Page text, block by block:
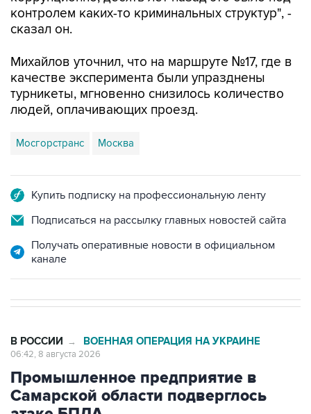
Михайлов уточнил, что на маршруте №17, где в
турникеты, мгновенно снизилось количество
людей, оплачивающих проезд.
Мосгорстранс Москва
Подписаться на рассылку главных новостей сайта
Получать оперативные новости в официальном
Промышленное предприятие в
Самарской области подверглось
атаке БПЛА